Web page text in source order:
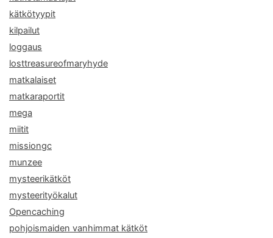
kätkötyypit
kilpailut
loggaus
losttreasureofmaryhyde
matkalaiset
matkaraportit
mega
miitit
missiongc
munzee
mysteerikätköt
mysteerityökalut
Opencaching
pohjoismaiden vanhimmat kätköt